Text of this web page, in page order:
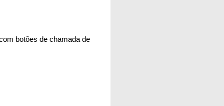
botões de chamada de